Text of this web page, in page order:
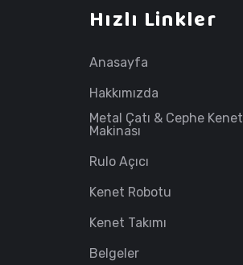
Hızlı Linkler
Anasayfa
Hakkımızda
Metal Çatı & Cephe Kenet
Makinası
Rulo Açıcı
Kenet Robotu
Kenet Takımı
Belgeler